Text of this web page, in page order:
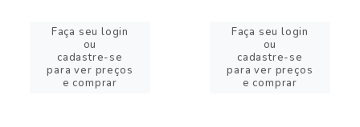
Faça seu login
ou
cadastre-se
para ver preços
e comprar
Faça seu login
ou
cadastre-se
para ver preços
e comprar